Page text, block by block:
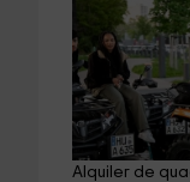
Alquiler de